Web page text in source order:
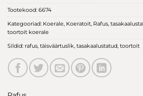
Tootekood: 6674
Kategooriad: Koerale Koeratoit Rafus
toortoit koerale
Sildid: rafus täisväärtuslik tasakaalustatud toortoit